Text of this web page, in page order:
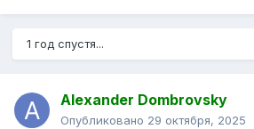
1 год спустя...
Alexander Dombrovsky
Опубликовано 29 октября, 2025